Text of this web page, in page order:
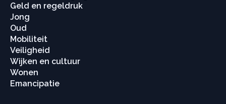
Geld en regeldruk
Jong
Oud
Mobiliteit
Veiligheid
Wijken en cultuur
Wonen
Emancipatie